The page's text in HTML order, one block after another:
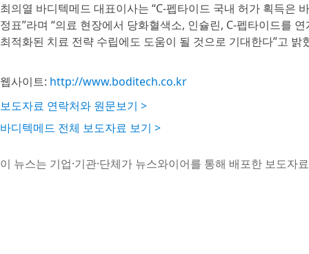
최의열 바디텍메드 대표이사는 “C-펩타이드 국내 허가 획득은
정표”라며 “의료 현장에서 당화혈색소, 인슐린, C-펩타이드를
최적화된 치료 전략 수립에도 도움이 될 것으로 기대한다”고 밝
웹사이트: http://www.boditech.co.kr
보도자료 연락처와 원문보기 >
바디텍메드 전체 보도자료 보기 >
이 뉴스는 기업·기관·단체가 뉴스와이어를 통해 배포한 보도자